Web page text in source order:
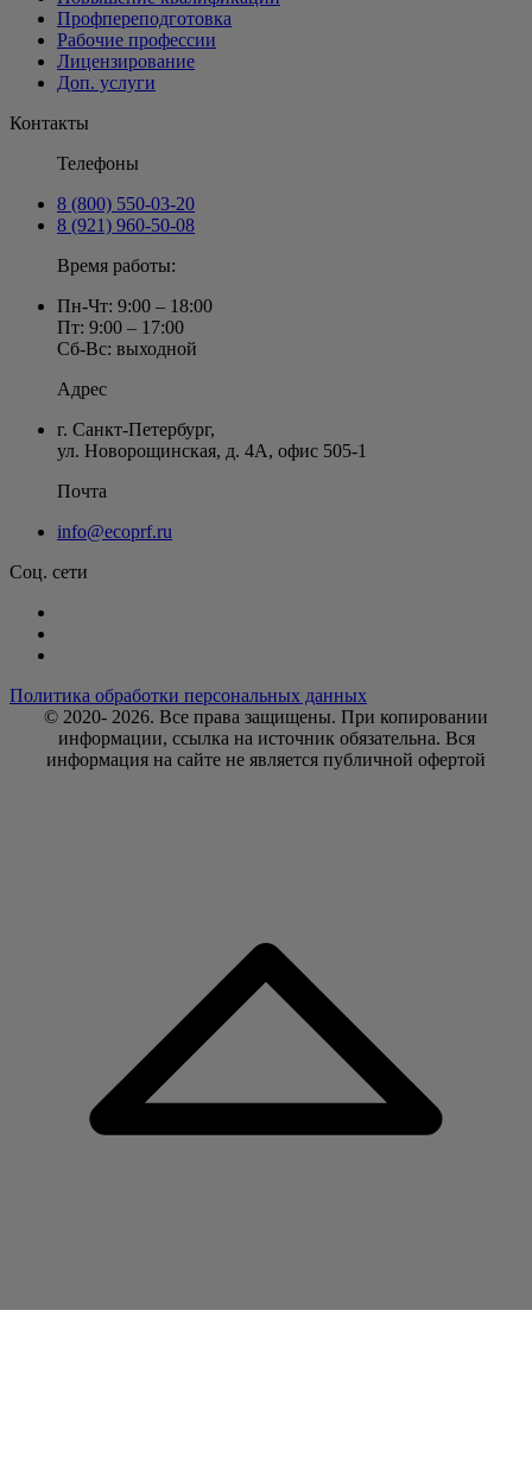
Профпереподготовка
Рабочие профессии
Лицензирование
Доп. услуги
Контакты
Телефоны
8 (800) 550-03-20
8 (921) 960-50-08
Время работы:
Пн-Чт: 9:00 – 18:00
Пт: 9:00 – 17:00
Сб-Вс: выходной
Адрес
г. Санкт-Петербург,
ул. Новорощинская, д. 4А, офис 505-1
Почта
info@ecoprf.ru
Соц. сети
Политика обработки персональных данных
© 2020- 2026. Bce права защищены. При копировании
информации, ссылка на источник обязательна. Вся
информация на сайте не является публичной офертой